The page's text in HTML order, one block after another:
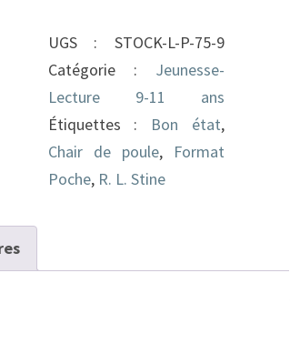
poule
T31
Photos
de
malheur
UGS : STOCK-L-P-75-9
Catégorie : Jeunesse-
Lecture 9-11 ans
Étiquettes : Bon état,
Chair de poule,
Format
Poche, R. L. Stine